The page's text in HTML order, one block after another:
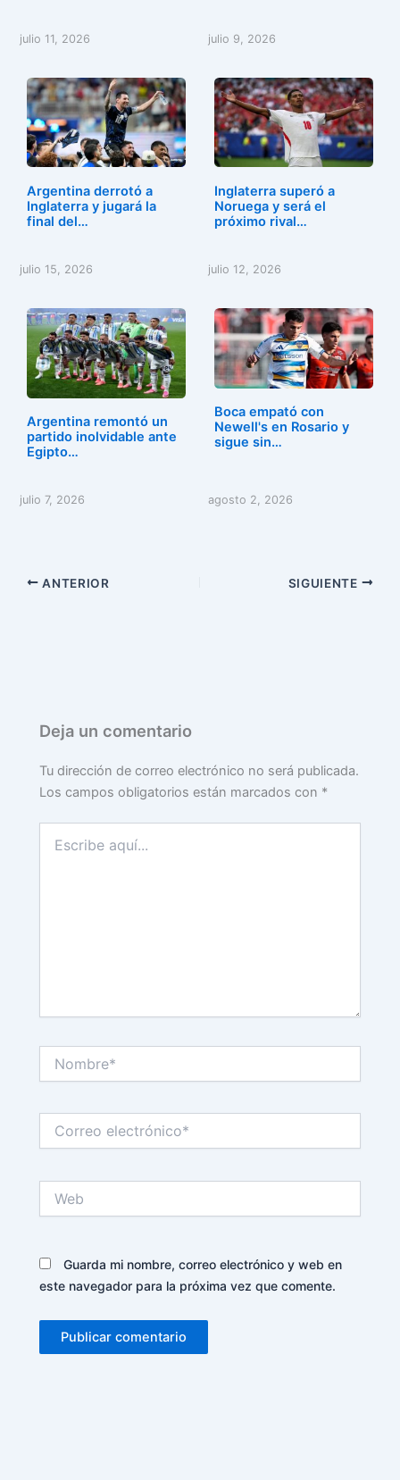
julio 11, 2026 julio 9, 2026
Argentina derrotó a
Inglaterra y jugará la
final del…
julio 15, 2026
Inglaterra superó a
Noruega y será el
próximo rival…
julio 12, 2026
Argentina remontó un
partido inolvidable ante
Egipto…
julio 7, 2026
Boca empató con
Newell's en Rosario y
sigue sin…
agosto 2, 2026
ANTERIOR SIGUIENTE
Deja un comentario
Tu dirección de correo electrónico no será publicada.
Los campos obligatorios están marcados con *
aquí...
electrónico*
Guarda mi nombre, correo electrónico y web en
este navegador para la próxima vez que comente.